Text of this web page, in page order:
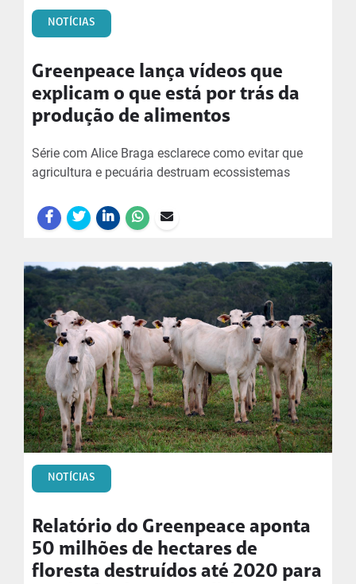
NOTÍCIAS
Greenpeace lança vídeos que
explicam o que está por trás da
produção de alimentos
Série com Alice Braga esclarece como evitar que
agricultura e pecuária destruam ecossistemas
NOTÍCIAS
Relatório do Greenpeace aponta
50 milhões de hectares de
floresta destruídos até 2020 para